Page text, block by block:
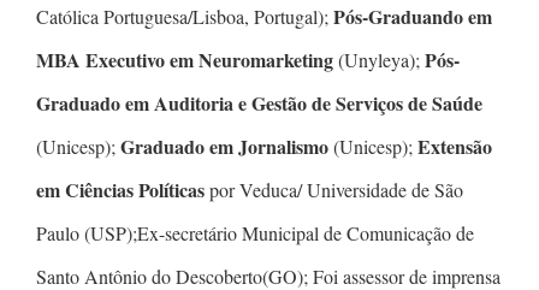
Católica Portuguesa/Lisboa, Portugal); Pós-Graduando em
MBA Executivo em Neuromarketing(Unyleya); Pós-
Graduado em Auditoria e Gestão de Serviços de Saúde
(Unicesp); Graduado em Jornalismo(Unicesp); Extensão
em Ciências Políticaspor Veduca/ Universidade de São
Paulo (USP);Ex-secretário Municipal de Comunicação de
Santo Antônio do Descoberto(GO); Foi assessor de imprensa